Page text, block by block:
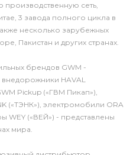
сеть,
3 завода полного цикла в
несколько зарубежных
Пакистан и других странах.
брендов GWM -
HAVAL
Pickup («ГВМ Пикап»),
(«ТЭНК»), электромобили ORA
WEY («ВЕЙ») - представлены
мира.